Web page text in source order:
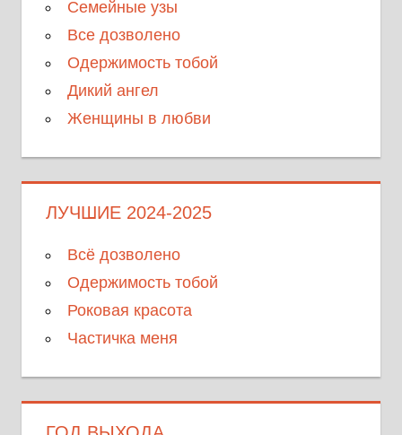
Семейные узы
Все дозволено
Одержимость тобой
Дикий ангел
Женщины в любви
ЛУЧШИЕ 2024-2025
Всё дозволено
Одержимость тобой
Роковая красота
Частичка меня